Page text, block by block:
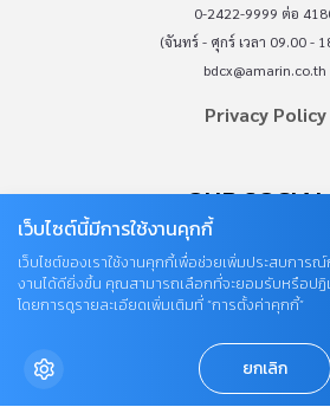
0-2422-9999 ต่อ
(จันทร์ - ศุกร์ เวลา 09.00 -
bdcx@amarin.co.th
Privacy Policy
OUR
© COPYRIGHT 2026
AME IMAGINATIVE COMPANY
เว็บไซต์นี้มีการใช้งานคุกกี้
เว็บไซต์ของเราใช้งานคุกกี้เพื่อช่วยเพิ่มประสบการณ์
งานได้ดียิ่งขึ้น คุณสามารถเลือกที่จะยอมรับหรือปฏิ
โดยการดูรายละเอียดเพิ่มเติมที่ “การตั้งค่าคุกกี้”
ยกเลิก